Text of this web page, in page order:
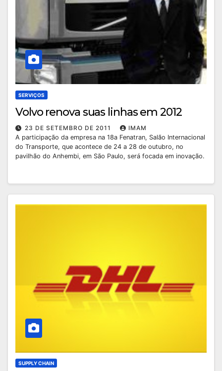
SERVIÇOS
Volvo renova suas linhas em 2012
23 DE SETEMBRO DE 2011
IMAM
A participação da empresa na 18a Fenatran, Salão Internacional
do Transporte, que acontece de 24 a 28 de outubro, no
pavilhão do Anhembi, em São Paulo, será focada em inovação.
SUPPLY CHAIN